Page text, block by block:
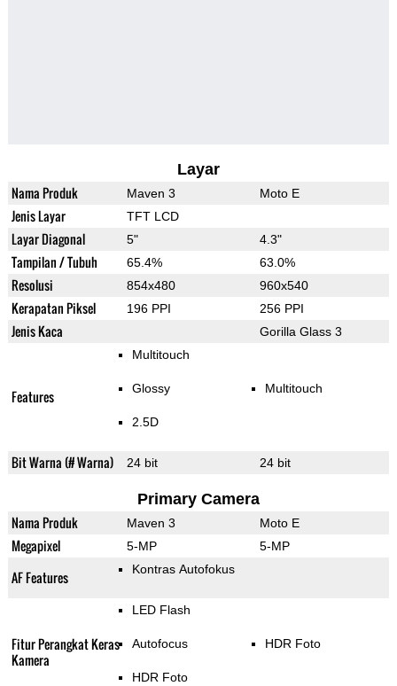
Layar
Nama Produk Maven 3 Moto E
Jenis Layar TFT LCD
Layar Diagonal 5" 4.3"
Tampilan / Tubuh 65.4% 63.0%
Resolusi 854x480 960x540
Kerapatan Piksel 196 PPI 256 PPI
Jenis Kaca Gorilla Glass 3
Features
Multitouch
Glossy
2.5D
Multitouch
Bit Warna (# Warna) 24 bit 24 bit
Primary Camera
Nama Produk Maven 3 Moto E
Megapixel 5-MP 5-MP
AF Features Kontras Autofokus
Fitur Perangkat Keras
Kamera
LED Flash
Autofocus
HDR Foto
HDR Foto